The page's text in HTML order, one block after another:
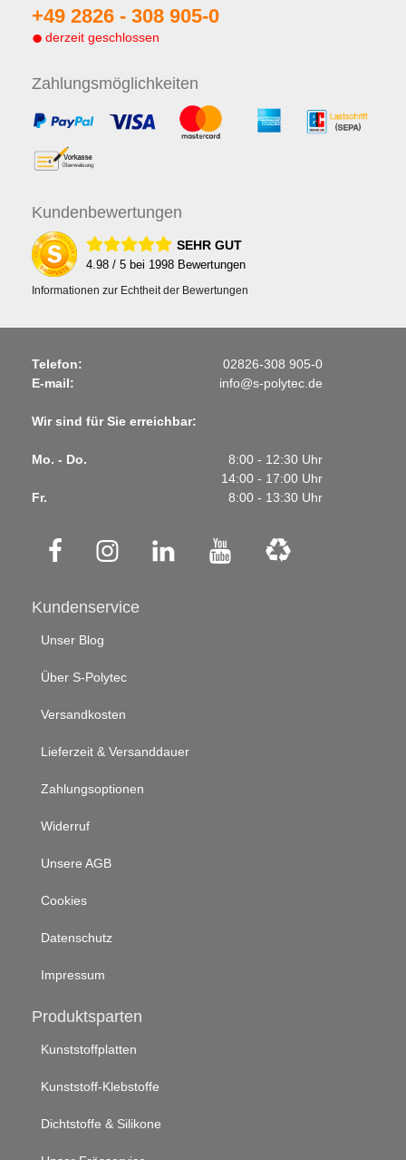
+49 2826 - 308 905-0
derzeit geschlossen
Zahlungsmöglichkeiten
Kundenbewertungen
SEHR GUT
4.98 / 5 bei 1998 Bewertungen
Informationen zur Echtheit der Bewertungen
Telefon:
02826-308 905-0
E-mail:
info@s-polytec.de
Wir sind für Sie erreichbar:
Mo. - Do.
8:00 - 12:30 Uhr
14:00 - 17:00 Uhr
Fr.
8:00 - 13:30 Uhr
Kundenservice
Unser Blog
Über S-Polytec
Versandkosten
Lieferzeit & Versanddauer
Zahlungsoptionen
Widerruf
Unsere AGB
Cookies
Datenschutz
Impressum
Produktsparten
Kunststoffplatten
Kunststoff-Klebstoffe
Dichtstoffe & Silikone